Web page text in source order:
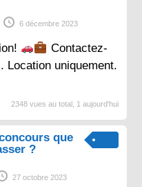
6 décembre 2023
Contactez-
Location uniquement.
2348 vues au total, 1 aujourd'hui
que
?
27 octobre 2023